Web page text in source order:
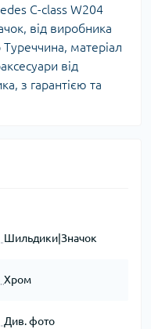
C-class W204
від виробника
матеріал
від
з гарантією та
Шильдики|Значок
Хром
Див. фото